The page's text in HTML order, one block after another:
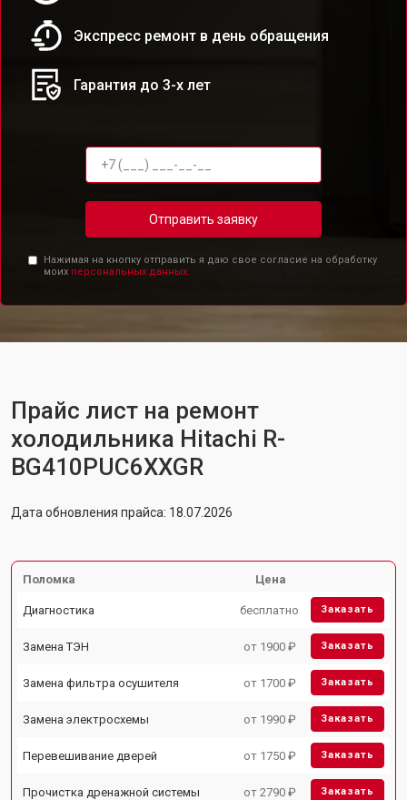
Экспресс ремонт в день обращения
Гарантия до 3-х лет
Отправить заявку
Нажимая на кнопку отправить я даю свое согласие на обработку
моих персональных данных.
Прайс лист на ремонт
холодильника Hitachi R-
BG410PUC6XXGR
Дата обновления прайса: 18.07.2026
Поломка Цена
Диагностика бесплатно Заказать
Замена ТЭН от 1900 ₽ Заказать
Замена фильтра осушителя от 1700 ₽ Заказать
Замена электросхемы от 1990 ₽ Заказать
Перевешивание дверей от 1750 ₽ Заказать
Прочистка дренажной системы от 2790 ₽ Заказать